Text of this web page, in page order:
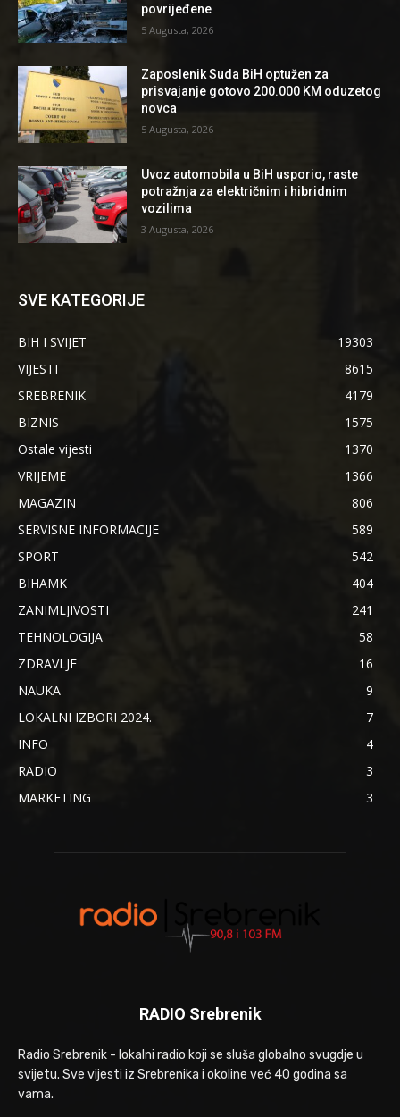
povrijeđene
5 Augusta, 2026
Zaposlenik Suda BiH optužen za
prisvajanje gotovo 200.000 KM oduzetog
novca
5 Augusta, 2026
Uvoz automobila u BiH usporio, raste
potražnja za električnim i hibridnim
vozilima
3 Augusta, 2026
SVE KATEGORIJE
BIH I SVIJET
19303
VIJESTI
8615
SREBRENIK
4179
BIZNIS
1575
Ostale vijesti
1370
VRIJEME
1366
MAGAZIN
806
SERVISNE INFORMACIJE
589
SPORT
542
BIHAMK
404
ZANIMLJIVOSTI
241
TEHNOLOGIJA
58
ZDRAVLJE
16
NAUKA
9
LOKALNI IZBORI 2024.
7
INFO
4
RADIO
3
MARKETING
3
RADIO Srebrenik
Radio Srebrenik - lokalni radio koji se sluša globalno svugdje u
svijetu. Sve vijesti iz Srebrenika i okoline već 40 godina sa
vama.